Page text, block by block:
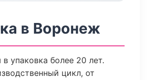
в Воронеж
упаковка более 20 лет.
цикл, от